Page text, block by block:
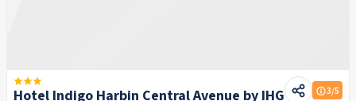
Hotel Indigo Harbin Central Avenue by IHG 3/5